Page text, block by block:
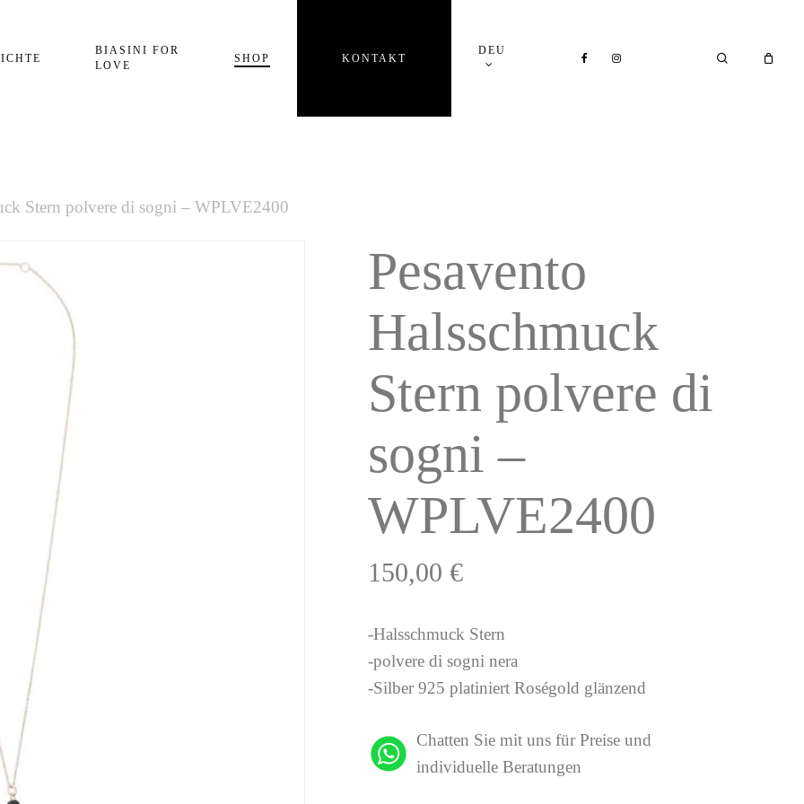
BIASINI FOR
LOVE
SHOP KONTAKT
DEU FACEBOOKINSTAGRAM SEARCH
Stern polvere di sogni – WPLVE2400
Pesavento
Halsschmuck
Stern polvere di
sogni –
WPLVE2400
150,00€
-Halsschmuck Stern
-polvere di sogni nera
-Silber 925 platiniert Roségold glänzend
Chatten Sie mit uns für Preise und
individuelle Beratungen